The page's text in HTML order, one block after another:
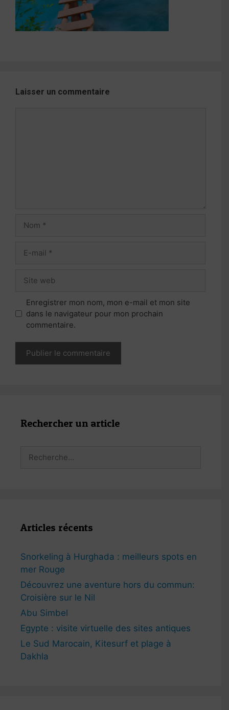
Laisser un commentaire
mail
web
Enregistrer mon nom, mon e-mail et mon site
dans le navigateur pour mon prochain
commentaire.
Rechercher un article
Rechercher :
Articles récents
Snorkeling à Hurghada : meilleurs spots en
mer Rouge
Découvrez une aventure hors du commun:
Croisière sur le Nil
Abu Simbel
Egypte : visite virtuelle des sites antiques
Le Sud Marocain, Kitesurf et plage à
Dakhla